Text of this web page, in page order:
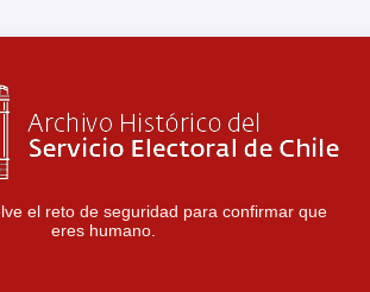
el reto de seguridad para confirmar que
eres humano.